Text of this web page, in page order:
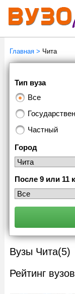
Главная> Чита
Тип вуза
Все
Частный
Город
После 9 или 11
Вузы Чита(5)
Рейтинг вузов